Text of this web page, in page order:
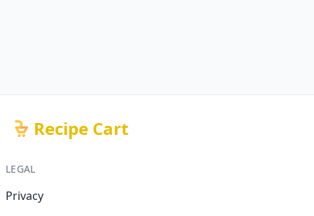
Recipe Cart
LEGAL
Privacy